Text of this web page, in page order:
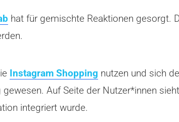
hat für gemischte Reaktionen gesorgt.
Instagram Shopping nutzen und sich
Auf Seite der Nutzer*innen
integriert wurde.